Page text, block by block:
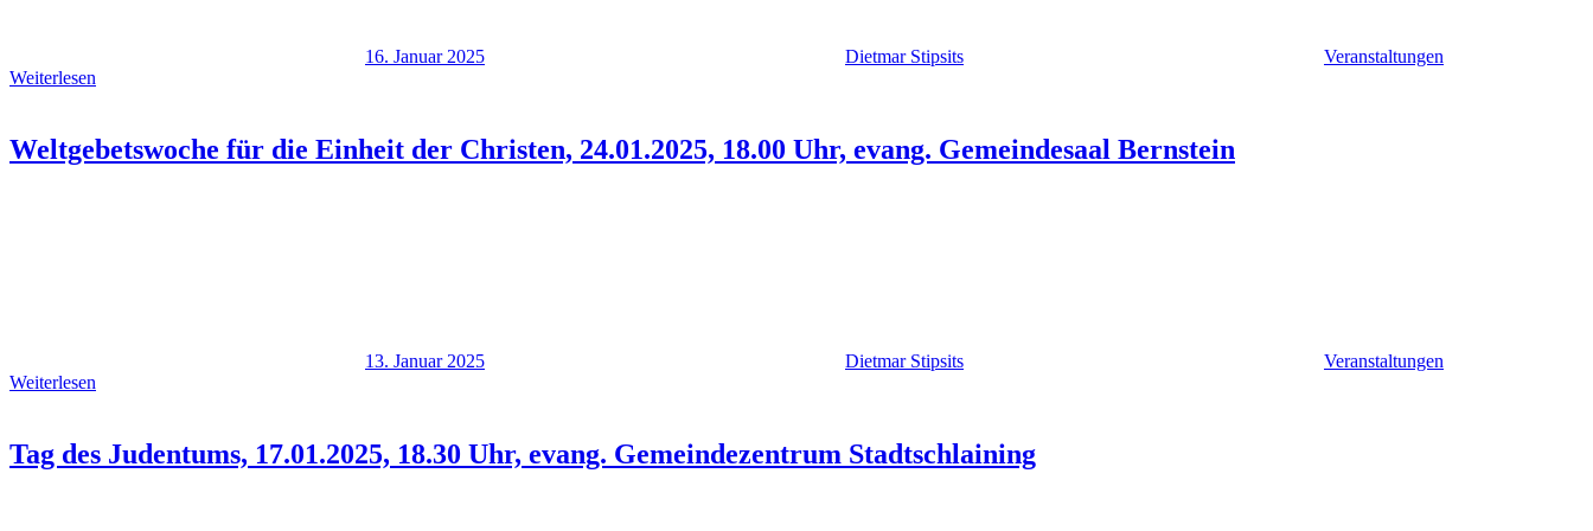
16. Januar 2025 Dietmar Stipsits
Veranstaltungen
Weiterlesen
Weltgebetswoche für die Einheit der Christen, 24.01.2025, 18.00 Uhr, evang. Gemeindesaal Bernstein
13. Januar 2025 Dietmar Stipsits
Veranstaltungen
Weiterlesen
Tag des Judentums, 17.01.2025, 18.30 Uhr, evang. Gemeindezentrum Stadtschlaining